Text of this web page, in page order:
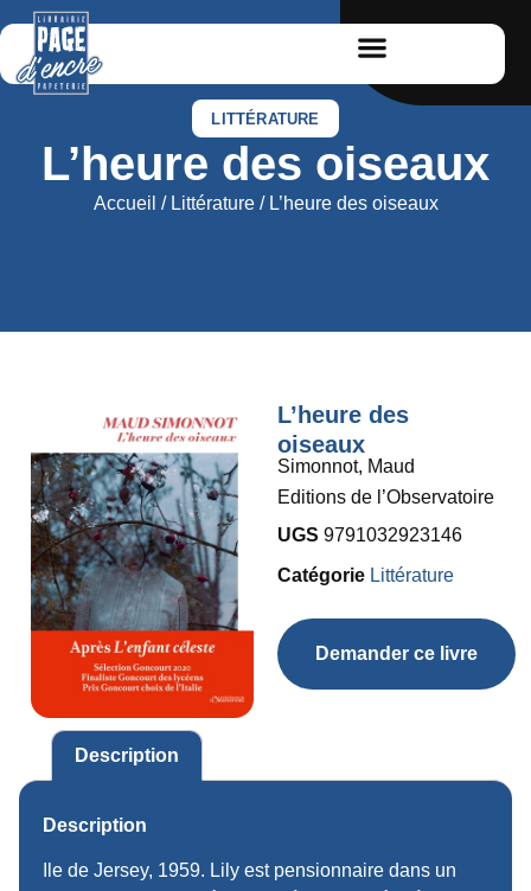
LITTÉRATURE
L’heure des oiseaux
Accueil / Littérature/ L’heure des oiseaux
L’heure des
oiseaux
Simonnot, Maud
Editions de l’Observatoire
UGS 9791032923146
Catégorie Littérature
Demander ce livre
Description
Description
Ile de Jersey, 1959. Lily est pensionnaire dans un